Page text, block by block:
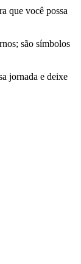
que você possa
são símbolos
jornada e deixe